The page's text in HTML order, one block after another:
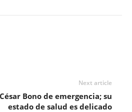
Next article
Bono de emergencia; su
estado de salud es delicado